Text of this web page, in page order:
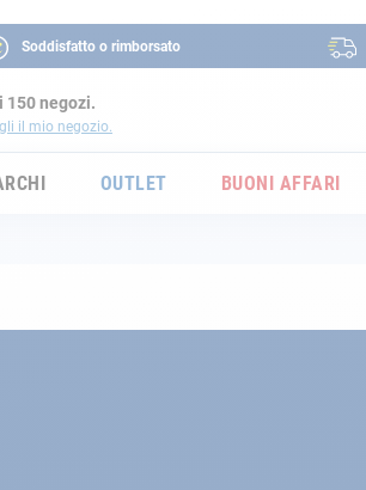
Soddisfatto o rimborsato
150 negozi.
il mio negozio.
OUTLET BUONI AFFARI